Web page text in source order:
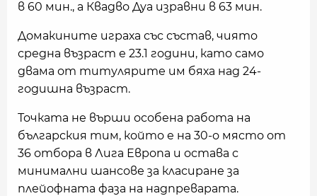
в 60 мин., а Квадво Дуа изравни в 63 мин.
Домакините играха със състав, чиято
средна възраст е 23.1 години, като само
двама от титулярите им бяха над 24-
годишна възраст.
Точката не върши особена работа на
българския тим, който е на 30-о място от
36 отбора в Лига Европа и остава с
минимални шансове за класиране за
плейофната фаза на надпреварата.